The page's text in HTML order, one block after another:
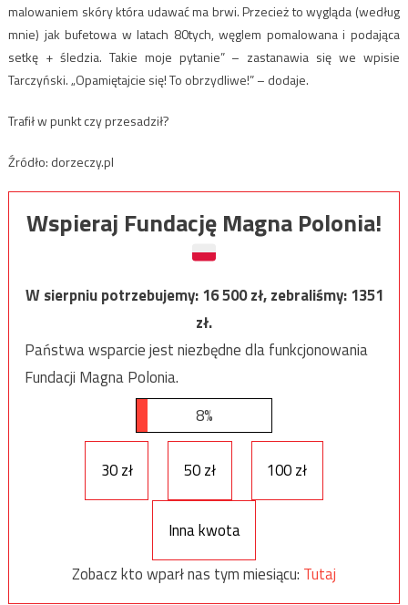
malowaniem skóry która udawać ma brwi. Przecież to wygląda (według
mnie) jak bufetowa w latach 80tych, węglem pomalowana i podająca
setkę + śledzia. Takie moje pytanie” – zastanawia się we wpisie
Tarczyński. „Opamiętajcie się! To obrzydliwe!” – dodaje.
Trafił w punkt czy przesadził?
Źródło: dorzeczy.pl
Wspieraj Fundację Magna Polonia!
W sierpniu potrzebujemy:16 500zł, zebraliśmy:1351
zł.
Państwa wsparcie jest niezbędne dla funkcjonowania
Fundacji Magna Polonia.
8%
30 zł 50 zł 100 zł
Inna kwota
Zobacz kto wparł nas tym miesiącu: Tutaj